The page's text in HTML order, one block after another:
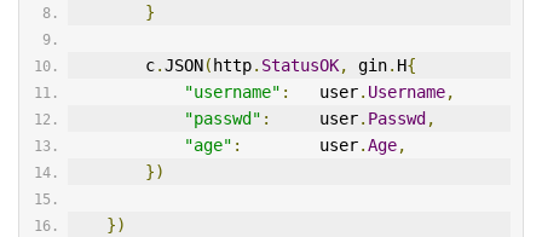
}
        c
.JSON(http. StatusOK, gin. H{
"username" :
   user
. Username,
"passwd" :
     user
. Passwd,
"age" :
        user
.Age,
})
})